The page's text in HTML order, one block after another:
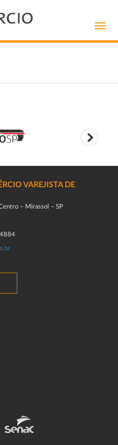
VAREJISTA DE
– Mirassol – SP